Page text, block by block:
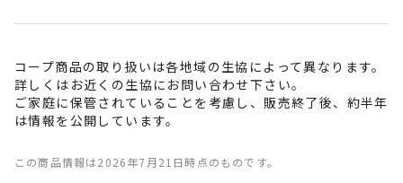
コープ商品の取り扱いは各地域の生協によって異なります。
詳しくはお近くの生協にお問い合わせ下さい。
ご家庭に保管されていることを考慮し、販売終了後、約半年
は情報を公開しています。
この商品情報は2026年7月21日時点のものです。